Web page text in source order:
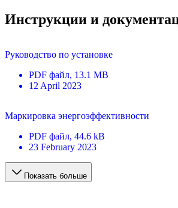
Инструкции и
Руководство по установке
PDF файл, 13.1 MB
12 April 2023
Маркировка энергоэффективности
PDF файл, 44.6 kB
23 February 2023
Показать больше